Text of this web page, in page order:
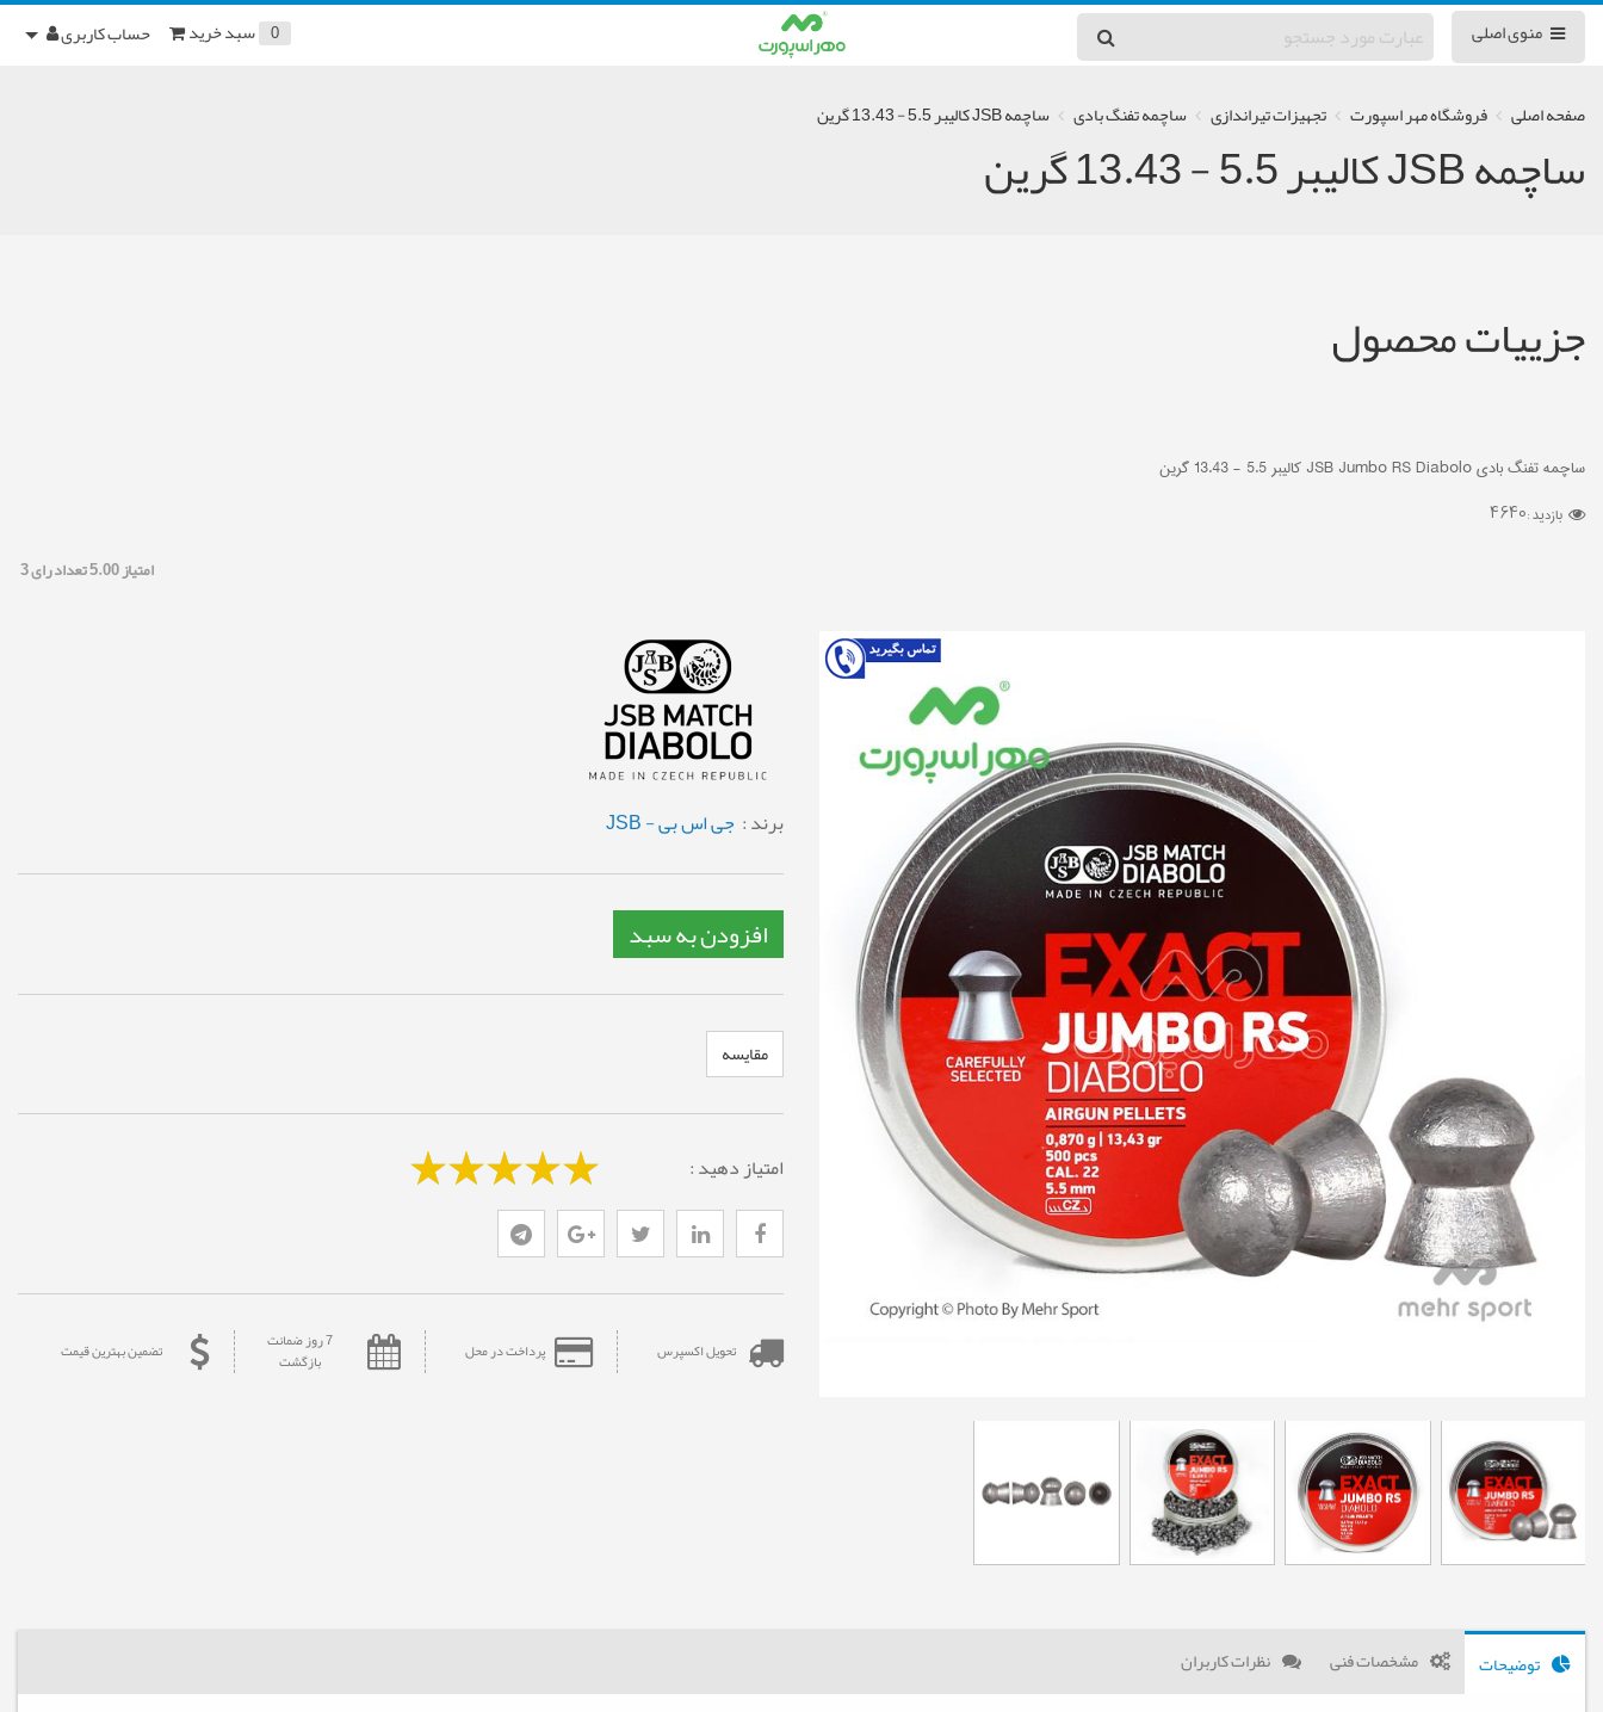
منوی اصلی حساب کاربری 0 سبد خرید
صفحه اصلی فروشگاه مهر اسپورت تجهیزات تیراندازی ساچمه تفنگ بادی ساچمه JSB کالیبر 5.5 - 13.43 گرین
ساچمه JSB کالیبر 5.5 - 13.43 گرین
جزییات محصول
ساچمه تفنگ بادی JSB Jumbo RS Diabolo کالیبر 5.5 - 13.43 گرین
بازدید :4640
امتیاز5.00تعداد رای3
برند : جی اس بی - JSB
افزودن به سبد
مقایسه
امتیاز دهید :
تحویل اکسپرس پرداخت در محل 7 روز ضمانت
بازگشت تضمین بهترین قیمت
توضیحات مشخصات فنی نظرات کاربران